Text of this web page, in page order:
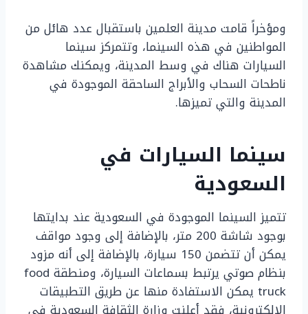
ومؤخراً قامت مدينة العلمين باستقبال عدد هائل من
المواطنين في هذه السينما، وتتمركز سينما
السيارات هناك في وسط المدينة، ويمكنك مشاهدة
ناطحات السحاب والأبراج الساحقة الموجودة في
المدينة والتي تميزها.
سينما السيارات في
السعودية
تتميز السينما الموجودة في السعودية عند بدايتها
بوجود شاشة 200 متر، بالإضافة إلى وجود مواقف
يمكن أن تتضمن 150 سيارة، بالإضافة إلى أنه مزود
بنظام صوتي يرتبط بسماعات السيارة، ومنطقة food
truck يمكن الاستفادة منها عن طريق التطبيقات